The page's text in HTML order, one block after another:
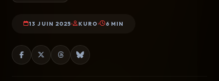
13 JUIN 2025 KURO 6 MIN